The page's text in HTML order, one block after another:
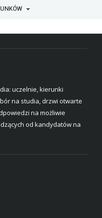
uczelnie, kierunki
na studia, drzwi otwarte
na możliwie
od kandydatów na